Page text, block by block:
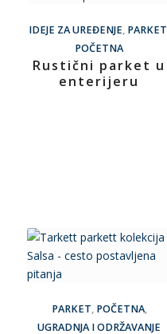
IDEJE ZA UREĐENJE, PARKET
POČETNA
Rustični parket u
enterijeru
PARKET, POČETNA,
UGRADNJA I ODRŽAVANJE